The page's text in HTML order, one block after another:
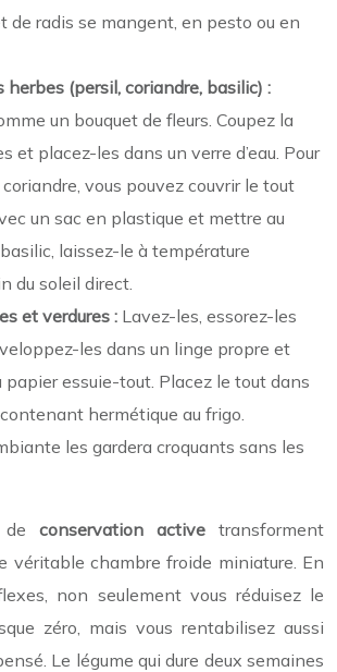
de radis se mangent, en pesto ou en
herbes (persil, coriandre, basilic) :
un bouquet de fleurs. Coupez la
et placez-les dans un verre d’eau. Pour
vous pouvez couvrir le tout
un sac en plastique et mettre au
laissez-le à température
du soleil direct.
et verdures : Lavez-les, essorez-les
les dans un linge propre et
papier essuie-tout. Placez le tout dans
hermétique au frigo.
les gardera croquants sans les
de conservation active transforment
véritable chambre froide miniature. En
non seulement vous réduisez le
zéro, mais vous rentabilisez aussi
Le légume qui dure deux semaines